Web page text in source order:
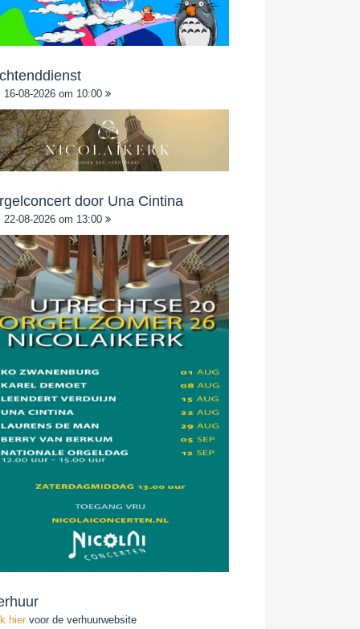
16-08-2026 om 10:00
door Una Cintina
22-08-2026 om 13:00
hiervoor de verhuurwebsite